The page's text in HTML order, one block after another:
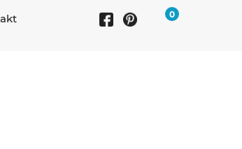
0